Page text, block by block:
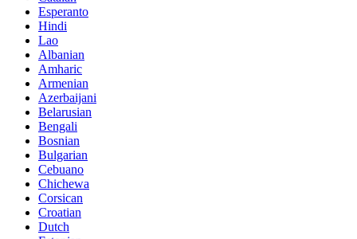
Esperanto
Hindi
Lao
Albanian
Amharic
Armenian
Azerbaijani
Belarusian
Bengali
Bosnian
Bulgarian
Cebuano
Chichewa
Corsican
Croatian
Dutch